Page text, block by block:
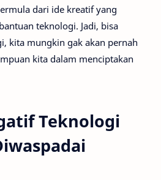
dari ide kreatif yang
teknologi. Jadi, bisa
kita mungkin gak akan pernah
kita dalam menciptakan
Teknologi